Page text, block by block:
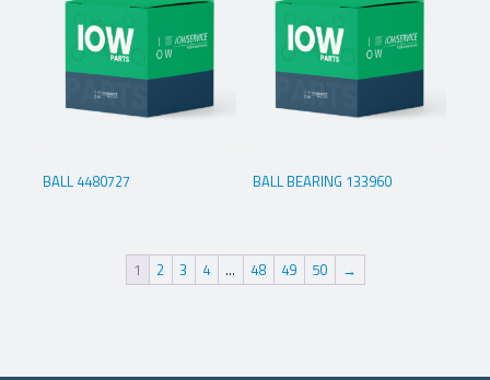
BALL 4480727 BALL BEARING 133960
1 2 3 4 … 48 49 50 →